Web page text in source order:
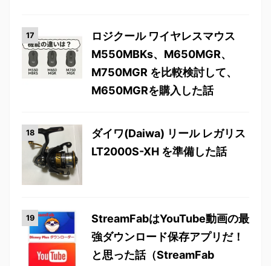
ロジクール ワイヤレスマウス
M550MBKs、M650MGR、
M750MGR を比較検討して、
M650MGRを購入した話
ダイワ(Daiwa) リール レガリス
LT2000S-XH を準備した話
StreamFabはYouTube動画の最
強ダウンロード保存アプリだ！
と思った話（StreamFab